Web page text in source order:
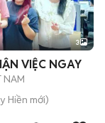
3
VIỆC NGAY
NAM
Hiền mới)